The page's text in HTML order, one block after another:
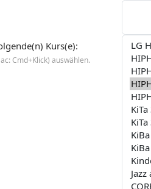
Kurs(e):
Cmd+Klick) auswählen.